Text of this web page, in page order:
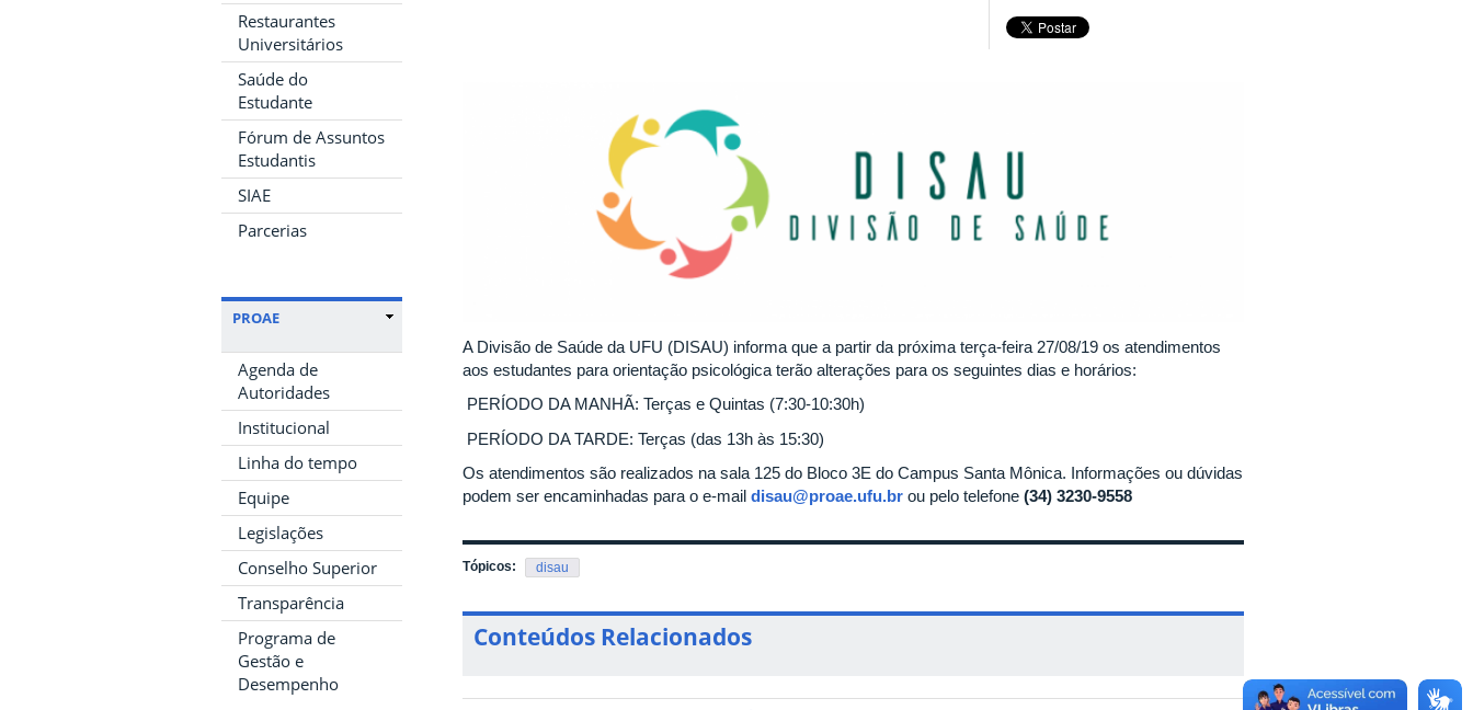
Restaurantes
Universitários
Saúde do
Estudante
Fórum de Assuntos
Estudantis
SIAE
Parcerias
PROAE
Agenda de
Autoridades
Institucional
Linha do tempo
Equipe
Legislações
Conselho Superior
Transparência
Programa de
Gestão e
Desempenho
A Divisão de Saúde da UFU (DISAU) informa que a partir da próxima terça-feira 27/08/19 os atendimentos
aos estudantes para orientação psicológica terão alterações para os seguintes dias e horários:
PERÍODO DA MANHÃ: Terças e Quintas (7:30-10:30h)
PERÍODO DA TARDE: Terças (das 13h às 15:30)
Os atendimentos são realizados na sala 125 do Bloco 3E do Campus Santa Mônica. Informações ou dúvidas
podem ser encaminhadas para o e-mail disau@proae.ufu.br ou pelo telefone (34) 3230-9558
Tópicos: disau
Conteúdos Relacionados